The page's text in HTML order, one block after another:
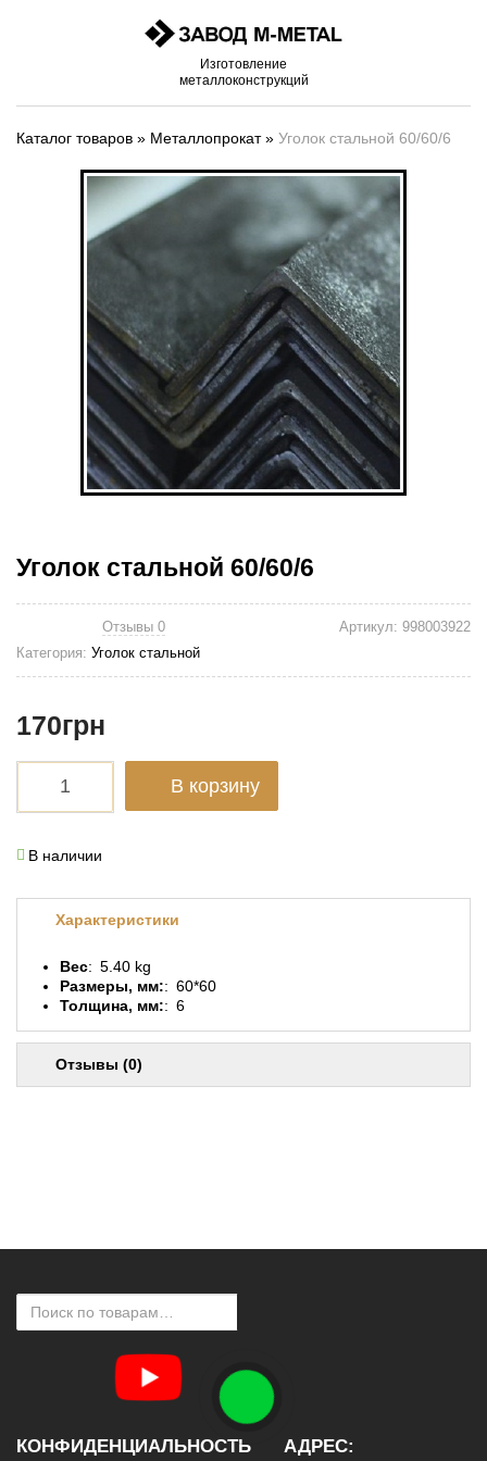
Изготовление
металлоконструкций
Каталог товаров » Металлопрокат» Уголок стальной 60/60/6
Уголок стальной 60/60/6
Отзывы 0 Артикул: 998003922
Категория: Уголок стальной
170грн
В корзину
В наличии
Характеристики
Вес
5.40 kg
Размеры, мм:
60*60
Толщина, мм:
6
Отзывы (0)
КОНФИДЕНЦИАЛЬНОСТЬ АДРЕС: